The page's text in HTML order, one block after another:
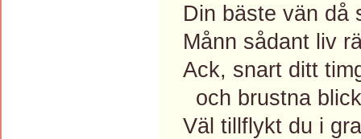
Din bäste vän då
Månn sådant liv
Ack, snart ditt
och brustna
Väl tillflykt du i